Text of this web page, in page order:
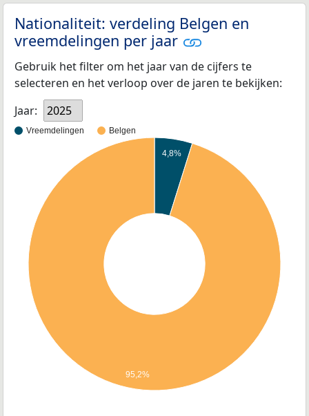
Nationaliteit: verdeling Belgen en
vreemdelingen per jaar
Gebruik het filter om het jaar van de cijfers te
selecteren en het verloop over de jaren te bekijken:
Jaar:
2025
Vreemdelingen Belgen
4,8%
95,2%